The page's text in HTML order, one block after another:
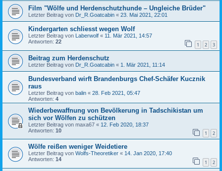
Film "Wölfe und Herdenschutzhunde – Ungleiche Brüder"
Letzter Beitrag von Dr_R.Goatcabin « 23. Mai 2021, 22:01
Kindergarten schliesst wegen Wolf
Letzter Beitrag von Laberwolf « 11. Mär 2021, 14:57
Antworten: 22 1 2 3
Beitrag zum Herdenschutz
Letzter Beitrag von Dr_R.Goatcabin « 1. Mär 2021, 11:14
Bundesverband wirft Brandenburgs Chef-Schäfer Kucznik
raus
Letzter Beitrag von balin « 28. Feb 2021, 05:47
Antworten: 4
Wiederbewaffnung von Bevölkerung in Tadschikistan um
sich vor Wölfen zu schützen
Letzter Beitrag von maxa67 « 12. Feb 2020, 18:37
Antworten: 10 1 2
Wölfe reißen weniger Weidetiere
Letzter Beitrag von Wolfs-Theoretiker « 14. Jan 2020, 17:40
Antworten: 14 1 2